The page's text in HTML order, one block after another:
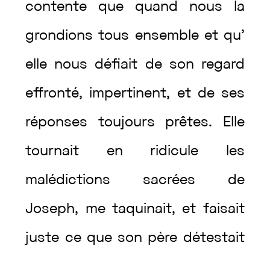
contente que quand nous la
grondionstous ensemble et qu’
elle nous défiait de son regard
effronté, impertinent, et de ses
réponses toujours prêtes. Elle
tournait en ridicule les
malédictions sacrées de
Joseph, metaquinait, et faisait
juste ce que son père détestait